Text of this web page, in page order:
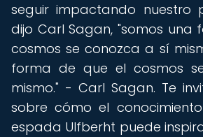
seguir impactando nuestro
dijo Carl Sagan, "somos una
cosmos se conozca a sí
forma de que el cosmos
mismo." - Carl Sagan. Te
sobre cómo el
espada Ulfberht puede